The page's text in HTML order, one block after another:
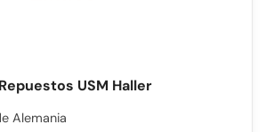
Repuestos USM Haller
Alemania